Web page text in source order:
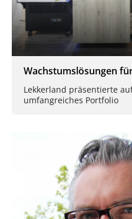
Wachstumslösungen
Lekkerland präsentierte
umfangreiches Portfolio